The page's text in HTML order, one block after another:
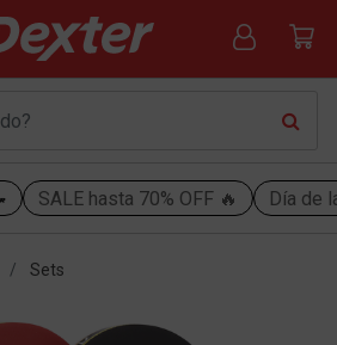
SALE hasta 70% OFF 🔥 Día de
Sets